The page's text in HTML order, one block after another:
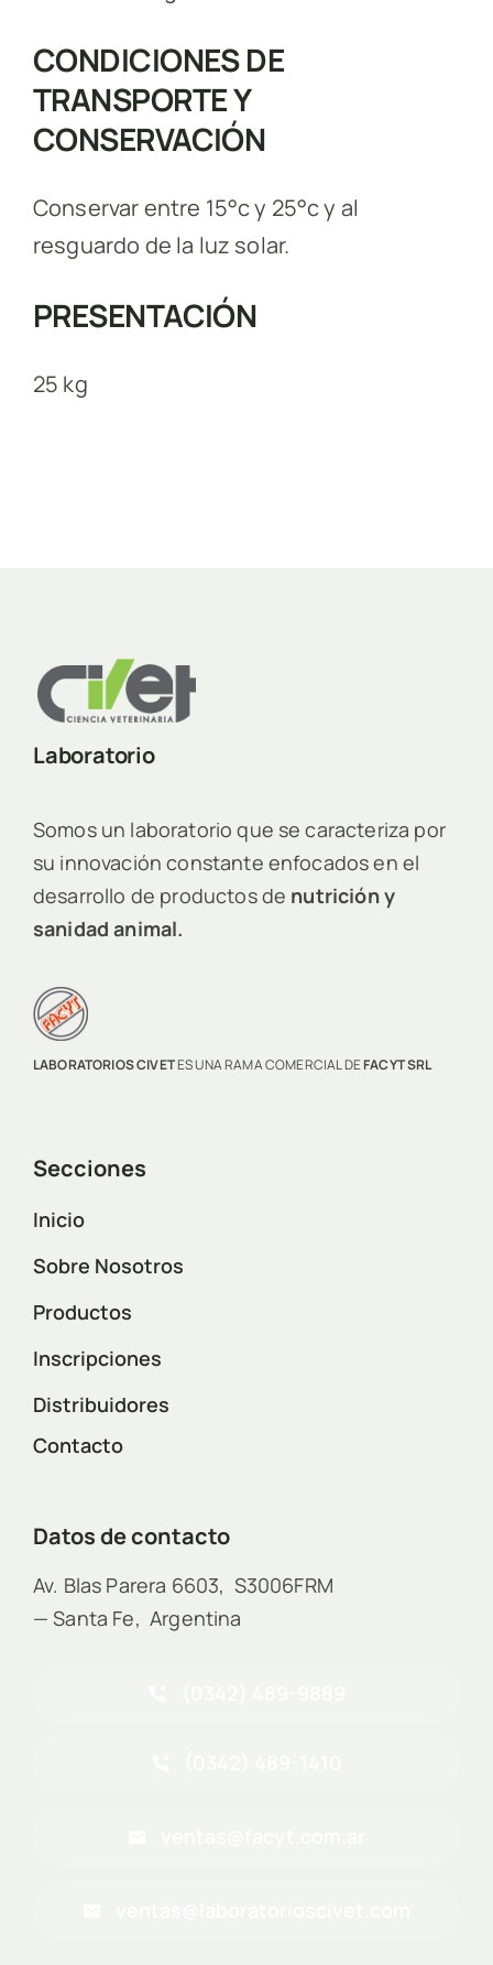
CONDICIONES DE
TRANSPORTE Y
CONSERVACIÓN
Conservar entre 15°c y 25°c y al
resguardo de la luz solar.
PRESENTACIÓN
25 kg
Laboratorio
Somos un laboratorio que se caracteriza por
su innovación constante enfocados en el
desarrollo de productos de nutrición y
sanidad animal.
LABORATORIOS CIVETES UNA RAMA COMERCIAL DEFACYT SRL
Secciones
Inicio
Sobre Nosotros
Productos
Inscripciones
Distribuidores
Contacto
Datos de contacto
Av. Blas Parera 6603, S3006FRM
— Santa Fe, Argentina